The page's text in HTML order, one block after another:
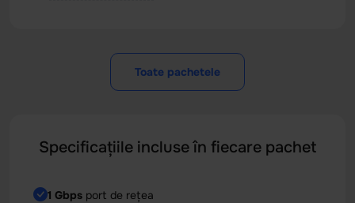
Toate pachetele
Specificațiile incluse în fiecare pachet
1 Gbps port de rețea